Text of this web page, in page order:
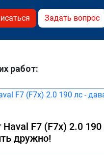
Задать вопрос
работ:
F7 (F7x) 2.0 190
дружно!